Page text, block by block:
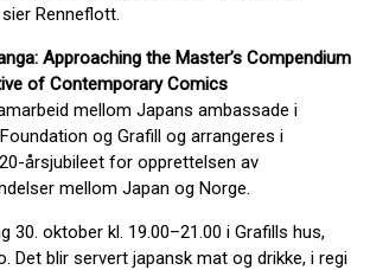
Renneflott.
Approaching the Master’s Compendium
of Contemporary Comics
mellom Japans ambassade i
og Grafill og arrangeres i
årsjubileet for opprettelsen av
mellom Japan og Norge.
30. oktober kl. 19.00–21.00 i Grafills hus,
Det blir servert japansk mat og drikke, i regi